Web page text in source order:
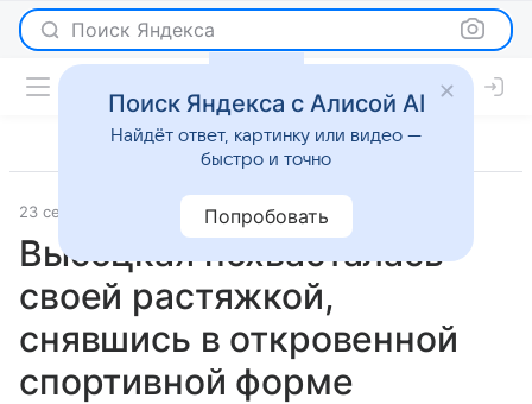
Поиск Яндекса
23 сентября 2024 Газета.Ру Светская жизнь
Высоцкая похвасталась
своей растяжкой,
снявшись в откровенной
спортивной форме
Поиск Яндекса с Алисой AI
Найдёт ответ, картинку или видео —
быстро и точно
Попробовать